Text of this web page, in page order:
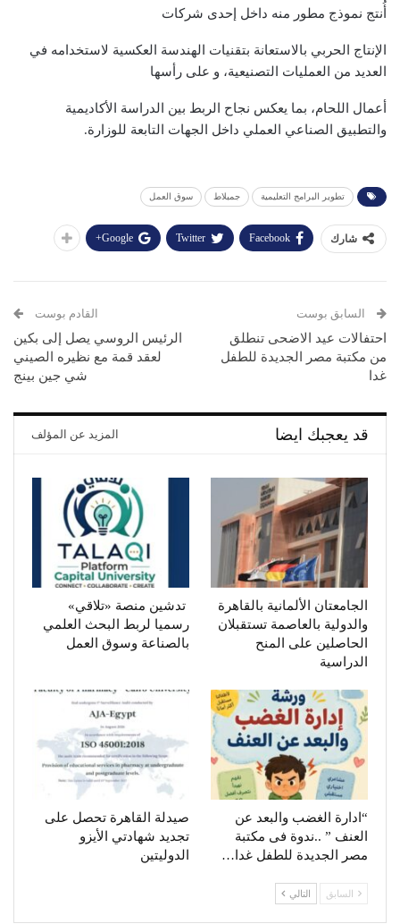
أُنتج نموذج مطور منه داخل إحدى شركات
الإنتاج الحربي بالاستعانة بتقنيات الهندسة العكسية لاستخدامه في
العديد من العمليات التصنيعية، و على رأسها
أعمال اللحام، بما يعكس نجاح الربط بين الدراسة الأكاديمية
والتطبيق الصناعي العملي داخل الجهات التابعة للوزارة.
تطوير البرامج التعليمية جمبلاط سوق العمل
شارك Facebook
Twitter
Google+
السابق بوست
احتفالات عيد الاضحى تنطلق
من مكتبة مصر الجديدة للطفل
غدا
القادم بوست
الرئيس الروسي يصل إلى بكين
لعقد قمة مع نظيره الصيني
شي جين بينج
قد يعجبك ايضا المزيد عن المؤلف
الجامعتان الألمانية بالقاهرة
والدولية بالعاصمة تستقبلان
الحاصلين على المنح
الدراسية
تدشين منصة «تلاقي»
رسميا لربط البحث العلمي
بالصناعة وسوق العمل
“ادارة الغضب والبعد عن
العنف ” ..ندوة فى مكتبة
مصر الجديدة للطفل غدا…
صيدلة القاهرة تحصل على
تجديد شهادتي الأيزو
الدوليتين
السابق التالي